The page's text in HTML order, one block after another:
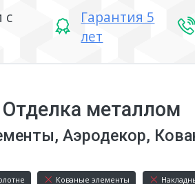
с
Гарантия 5
лет
Отделка металлом
Аэродекор,
Кованые элементы